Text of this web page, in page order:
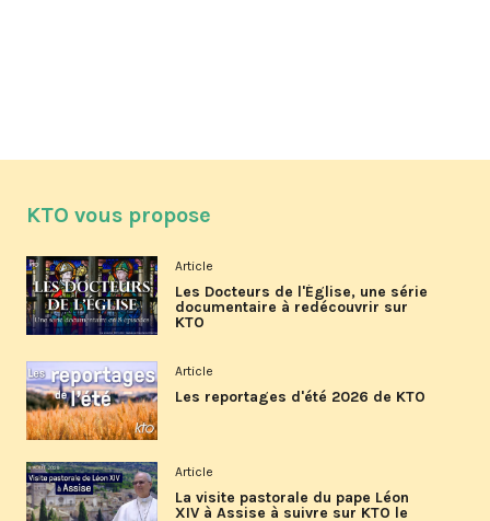
KTO vous propose
Article
Les Docteurs de l'Église, une série
documentaire à redécouvrir sur
KTO
Article
Les reportages d'été 2026 de KTO
Article
La visite pastorale du pape Léon
XIV à Assise à suivre sur KTO le